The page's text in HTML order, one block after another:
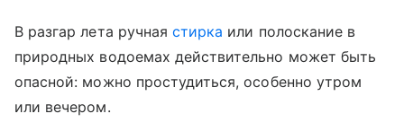
В разгар лета ручнаястирка или полоскание в
природных водоемах действительно может быть
опасной: можно простудиться, особенно утром
или вечером.